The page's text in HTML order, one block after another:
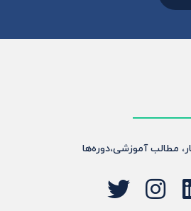
مطالب آموزشی،دوره‌ها